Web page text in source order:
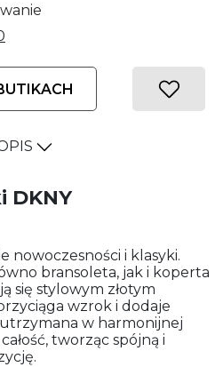
DKNY
nowoczesności i klasyki.
bransoleta, jak i koperta
się stylowym złotym
wzrok i dodaje
w harmonijnej
tworząc spójną i